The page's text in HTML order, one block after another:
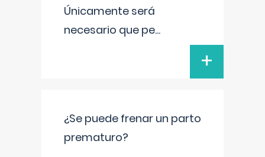
Únicamente será
necesario que pe...
+
¿Se puede frenar un parto
prematuro?